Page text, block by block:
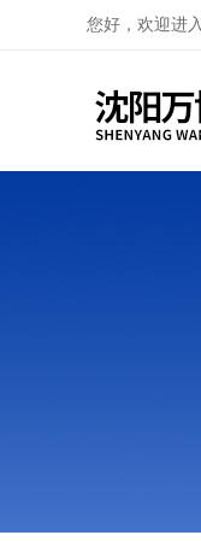
您好，欢迎进